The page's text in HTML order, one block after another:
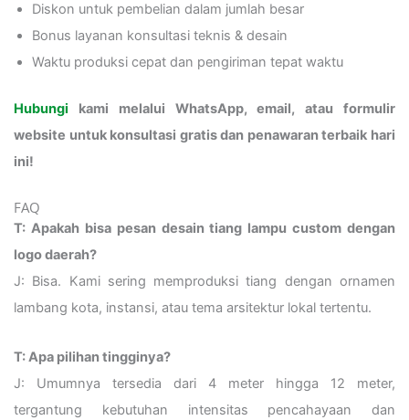
Diskon untuk pembelian dalam jumlah besar
Bonus layanan konsultasi teknis & desain
Waktu produksi cepat dan pengiriman tepat waktu
Hubungi kami melalui WhatsApp, email, atau formulir
website untuk konsultasi gratis dan penawaran terbaik hari
ini!
FAQ
T: Apakah bisa pesan desain tiang lampu custom dengan
logo daerah?
J: Bisa. Kami sering memproduksi tiang dengan ornamen
lambang kota, instansi, atau tema arsitektur lokal tertentu.
T: Apa pilihan tingginya?
J: Umumnya tersedia dari 4 meter hingga 12 meter,
tergantung kebutuhan intensitas pencahayaan dan